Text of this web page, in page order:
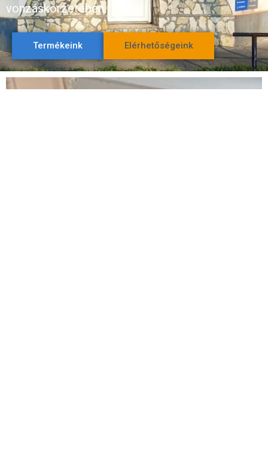
vonzáskörzetében.
Termékeink Elérhetőségeink